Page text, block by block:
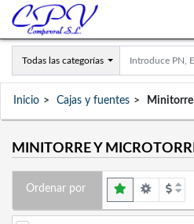
Todas las categorías
Inicio Cajas y fuentes
MINITORRE Y
Ordenar por